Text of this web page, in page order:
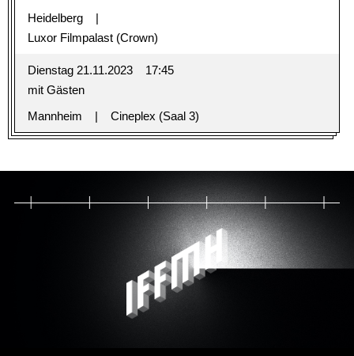
Heidelberg
Luxor Filmpalast (Crown)
Dienstag 21.11.2023
17:45
mit Gästen
Mannheim
Cineplex (Saal 3)